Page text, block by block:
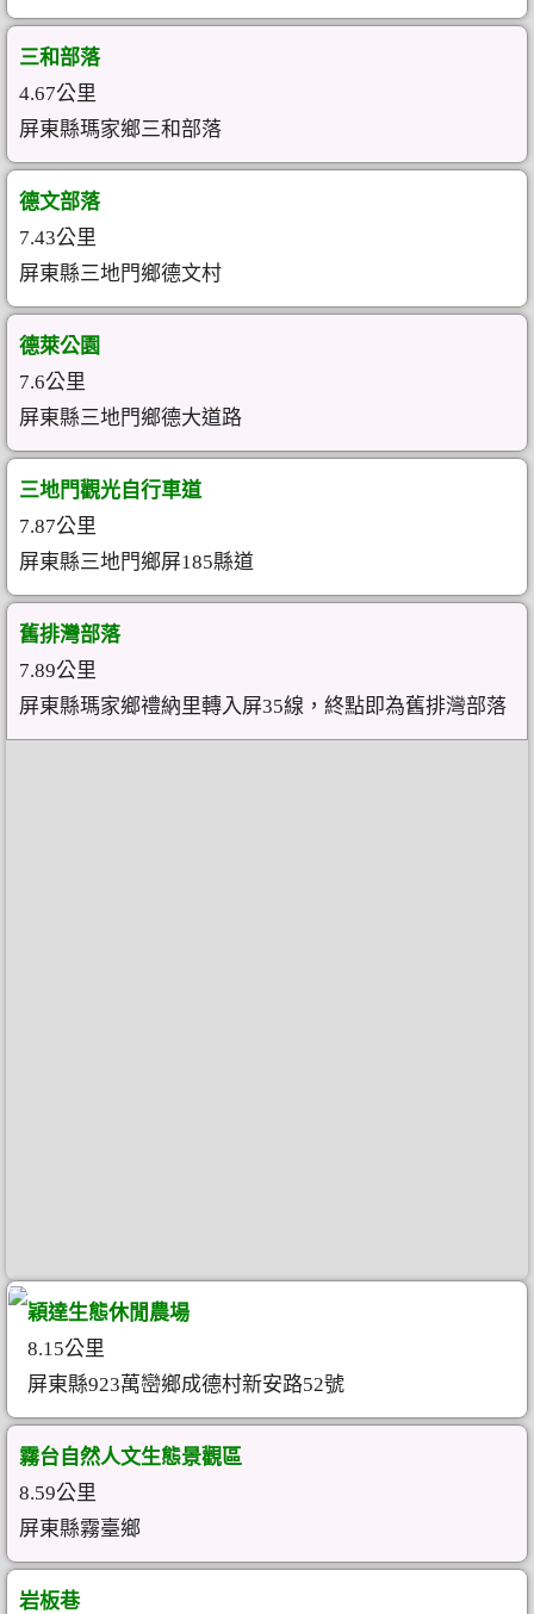
三和部落
4.67公里
屏東縣瑪家鄉三和部落
德文部落
7.43公里
屏東縣三地門鄉德文村
德萊公園
7.6公里
屏東縣三地門鄉德大道路
三地門觀光自行車道
7.87公里
屏東縣三地門鄉屏185縣道
舊排灣部落
7.89公里
屏東縣瑪家鄉禮納里轉入屏35線，終點即為舊排灣部落
穎達生態休閒農場
8.15公里
屏東縣923萬巒鄉成德村新安路52號
霧台自然人文生態景觀區
8.59公里
屏東縣霧臺鄉
岩板巷